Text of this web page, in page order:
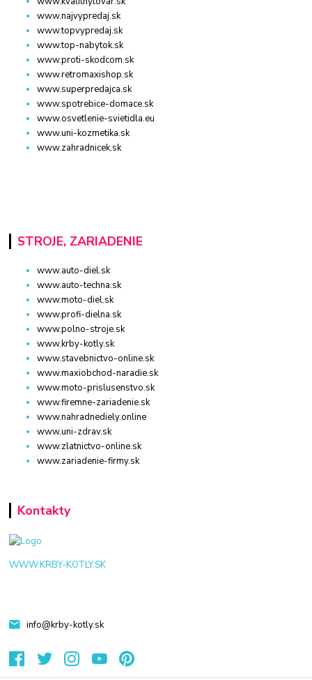
www.najvypredaj.sk
www.topvypredaj.sk
www.top-nabytok.sk
www.proti-skodcom.sk
www.retromaxishop.sk
www.superpredajca.sk
www.spotrebice-domace.sk
www.osvetlenie-svietidla.eu
www.uni-kozmetika.sk
www.zahradnicek.sk
STROJE, ZARIADENIE
www.auto-diel.sk
www.auto-techna.sk
www.moto-diel.sk
www.profi-dielna.sk
www.polno-stroje.sk
www.krby-kotly.sk
www.stavebnictvo-online.sk
www.maxiobchod-naradie.sk
www.moto-prislusenstvo.sk
www.firemne-zariadenie.sk
www.nahradnediely.online
www.uni-zdrav.sk
www.zlatnictvo-online.sk
www.zariadenie-firmy.sk
Kontakty
WWW.KRBY-KOTLY.SK
info@krby-kotly.sk